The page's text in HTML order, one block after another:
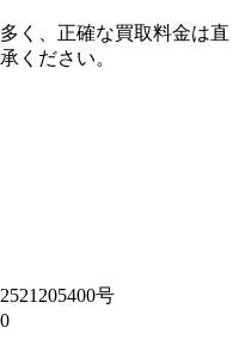
く、正確な買取料金は直
ください。
号